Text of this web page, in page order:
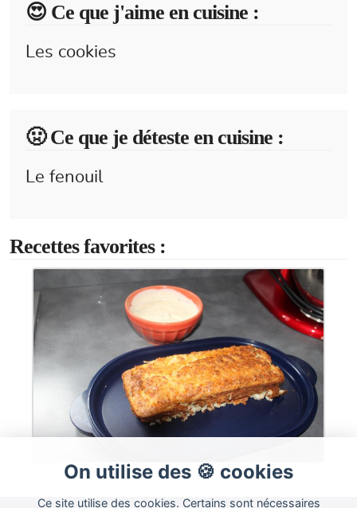
😍️ Ce que j'aime en cuisine :
Les cookies
🤢 Ce que je déteste en cuisine :
Le fenouil
Recettes favorites :
On utilise des 🍪 cookies
Ce site utilise des cookies. Certains sont nécessaires